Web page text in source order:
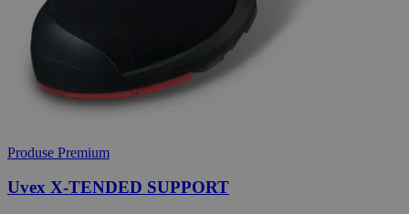
Produse Premium
Uvex X-TENDED SUPPORT